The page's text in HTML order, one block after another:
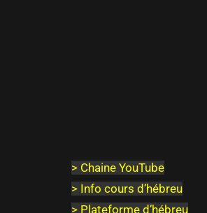
> Chaine YouTube
> Info cours d’hébreu
> Plateforme d’hébreu